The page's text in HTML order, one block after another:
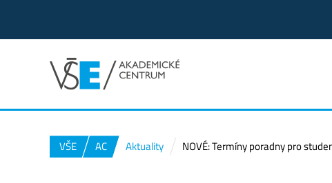
VŠE AC Aktuality NOVÉ: Termíny poradny pro